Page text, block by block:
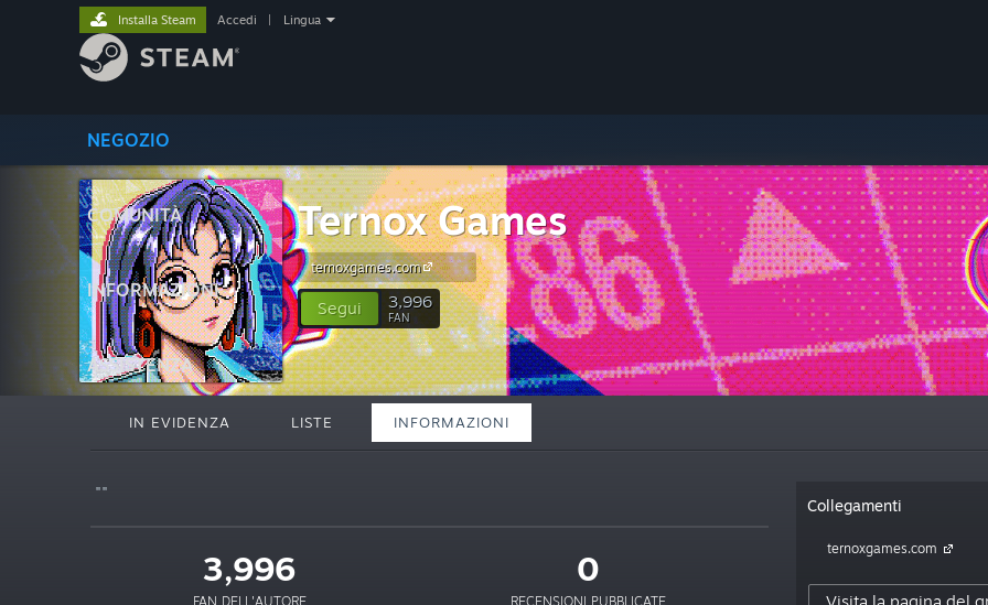
NEGOZIO
COMUNITÀ
INFORMAZIONI
ASSISTENZA
Installa Steam Accedi Lingua
Ternox Games
ternoxgames.com
Segui 3,996
FAN
IN EVIDENZA LISTE INFORMAZIONI
""
3,996
FAN DELL'AUTORE
0
RECENSIONI PUBBLICATE
Collegamenti
ternoxgames.com